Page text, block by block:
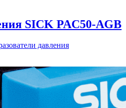
SICK PAC50-AGB
давления